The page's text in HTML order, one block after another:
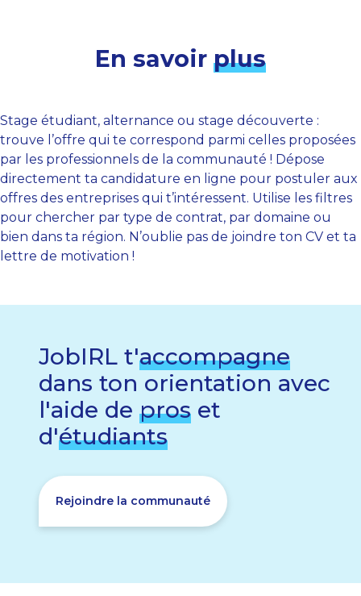
En savoir plus
Stage étudiant, alternance ou stage découverte :
trouve l’offre qui te correspond parmi celles proposées
par les professionnels de la communauté ! Dépose
directement ta candidature en ligne pour postuler aux
offres des entreprises qui t’intéressent. Utilise les filtres
pour chercher par type de contrat, par domaine ou
bien dans ta région. N’oublie pas de joindre ton CV et ta
lettre de motivation !
JobIRL t'accompagne
dans ton orientation avec
l'aide de pros et
d'étudiants
Rejoindre la communauté